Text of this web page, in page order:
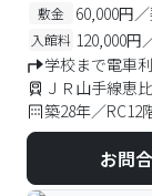
敷金 60,000円
入館料 120,000円
学校まで電車
ＪＲ山手線恵
築28年／RC12
お問